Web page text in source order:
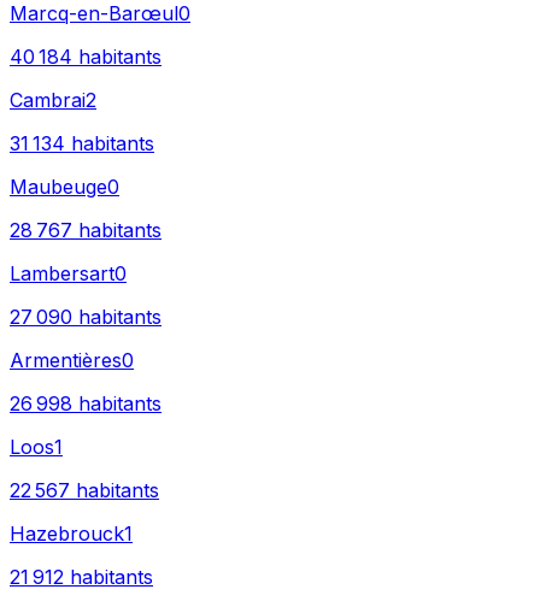
Marcq-en-Barœul0
40 184 habitants
Cambrai2
31 134 habitants
Maubeuge0
28 767 habitants
Lambersart0
27 090 habitants
Armentières0
26 998 habitants
Loos1
22 567 habitants
Hazebrouck1
21 912 habitants